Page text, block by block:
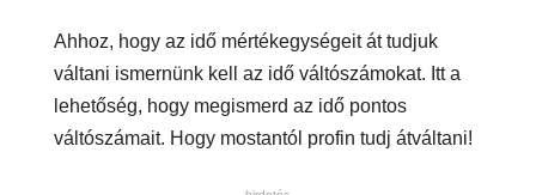
Ahhoz, hogy az idő mértékegységeit át tudjuk
váltani ismernünk kell az idő váltószámokat. Itt a
lehetőség, hogy megismerd az idő pontos
váltószámait. Hogy mostantól profin tudj átváltani!